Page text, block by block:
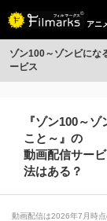
アニ
ゾン100～ゾンビにな
ービス
『ゾン100～
こと～』の
動画配信サー
法はある？
動画配信は2026年7月時